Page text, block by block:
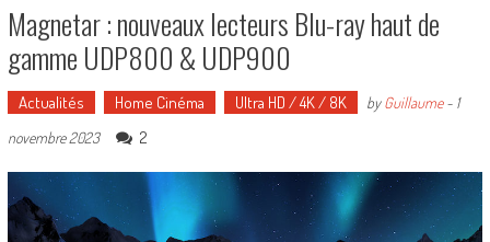
Magnetar : nouveaux lecteurs Blu-ray haut de
gamme UDP800 & UDP900
Actualités Home Cinéma Ultra HD / 4K / 8K byGuillaume- 1
novembre 2023
2